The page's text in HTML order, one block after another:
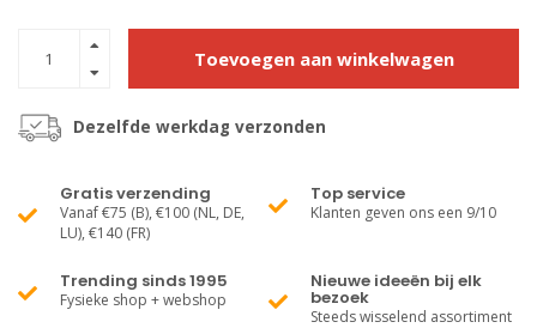
Toevoegen aan winkelwagen
Dezelfde werkdag verzonden
Gratis verzending
Vanaf €75 (B), €100 (NL, DE,
LU), €140 (FR)
Top service
Klanten geven ons een 9/10
Trending sinds 1995
Fysieke shop + webshop
Nieuwe ideeën bij elk
bezoek
Steeds wisselend assortiment